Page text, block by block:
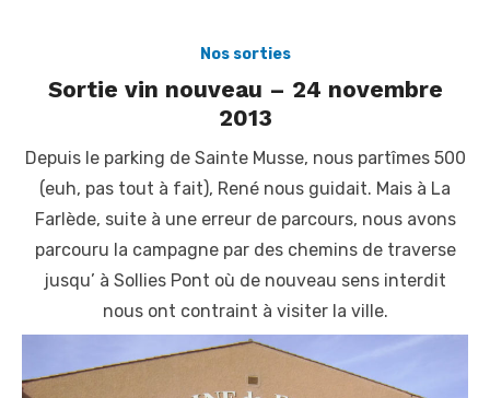
Nos sorties
Sortie vin nouveau – 24 novembre
2013
Depuis le parking de Sainte Musse, nous partîmes 500
(euh, pas tout à fait), René nous guidait. Mais à La
Farlède, suite à une erreur de parcours, nous avons
parcouru la campagne par des chemins de traverse
jusqu’ à Sollies Pont où de nouveau sens interdit
nous ont contraint à visiter la ville.